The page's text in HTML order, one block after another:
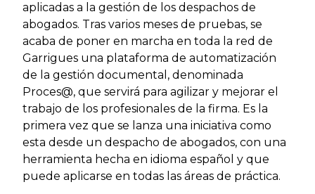
aplicadas a la gestión de los despachos de
abogados. Tras varios meses de pruebas, se
acaba de poner en marcha en toda la red de
Garrigues una plataforma de automatización
de la gestión documental, denominada
Proces@, que servirá para agilizar y mejorar el
trabajo de los profesionales de la firma. Es la
primera vez que se lanza una iniciativa como
esta desde un despacho de abogados, con una
herramienta hecha en idioma español y que
puede aplicarse en todas las áreas de práctica.